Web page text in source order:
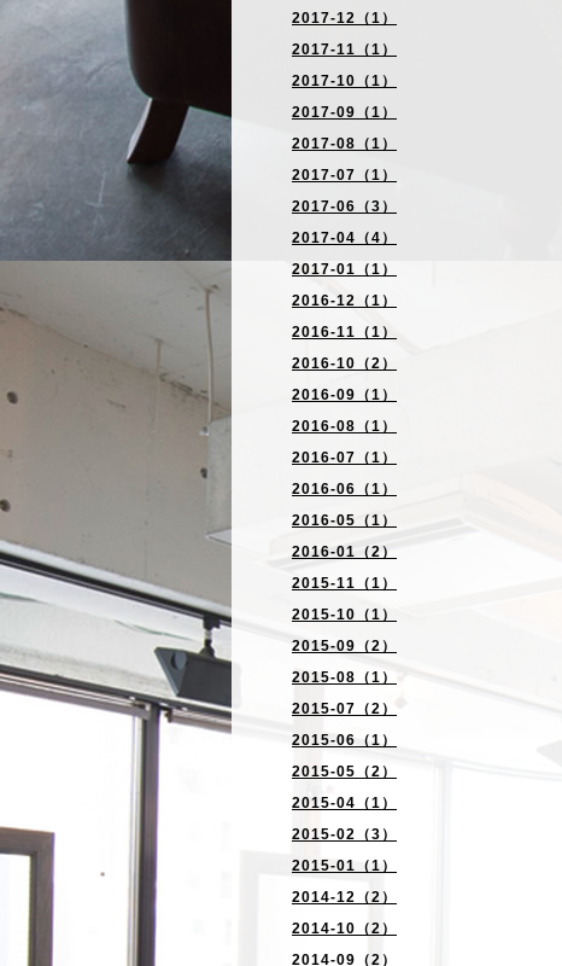
2017-12（1）
2017-11（1）
2017-10（1）
2017-09（1）
2017-08（1）
2017-07（1）
2017-06（3）
2017-04（4）
2017-01（1）
2016-12（1）
2016-11（1）
2016-10（2）
2016-09（1）
2016-08（1）
2016-07（1）
2016-06（1）
2016-05（1）
2016-01（2）
2015-11（1）
2015-10（1）
2015-09（2）
2015-08（1）
2015-07（2）
2015-06（1）
2015-05（2）
2015-04（1）
2015-02（3）
2015-01（1）
2014-12（2）
2014-10（2）
2014-09（2）